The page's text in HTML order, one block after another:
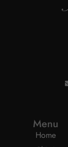
Menu
Home